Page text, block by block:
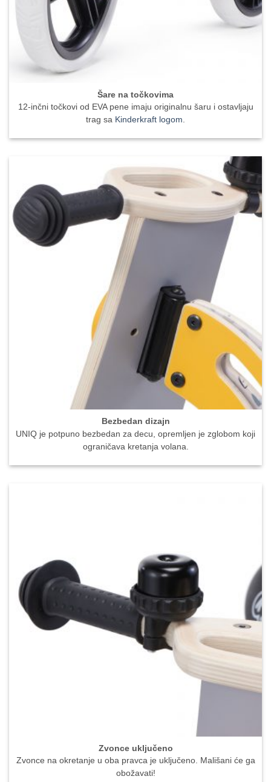
Šare na točkovima
12-inčni točkovi od EVA pene imaju originalnu šaru i ostavljaju
trag sa Kinderkraft logom.
Bezbedan dizajn
UNIQ je potpuno bezbedan za decu, opremljen je zglobom koji
ograničava kretanja volana.
Zvonce uključeno
Zvonce na okretanje u oba pravca je uključeno. Mališani će ga
obožavati!